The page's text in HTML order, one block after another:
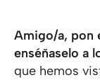
Amigo/a, pon
enséñaselo a
que hemos